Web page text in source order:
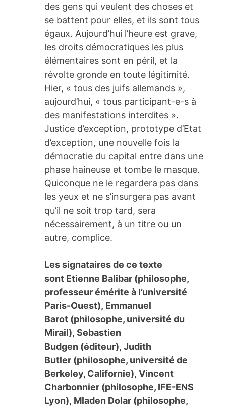
des gens qui veulent des choses et
se battent pour elles, et ils sont tous
égaux. Aujourd’hui l’heure est grave,
les droits démocratiques les plus
élémentaires sont en péril, et la
révolte gronde en toute légitimité.
Hier, « tous des juifs allemands »,
aujourd’hui, « tous participant-e-s à
des manifestations interdites ».
Justice d’exception, prototype d’Etat
d’exception, une nouvelle fois la
démocratie du capital entre dans une
phase haineuse et tombe le masque.
Quiconque ne le regardera pas dans
les yeux et ne s’insurgera pas avant
qu’il ne soit trop tard, sera
nécessairement, à un titre ou un
autre, complice.
Les signataires de ce texte
sont Etienne Balibar (philosophe,
professeur émérite à l’université
Paris-Ouest), Emmanuel
Barot (philosophe, université du
Mirail), Sebastien
Budgen (éditeur), Judith
Butler (philosophe, université de
Berkeley, Californie), Vincent
Charbonnier (philosophe, IFE-ENS
Lyon), Mladen Dolar (philosophe,